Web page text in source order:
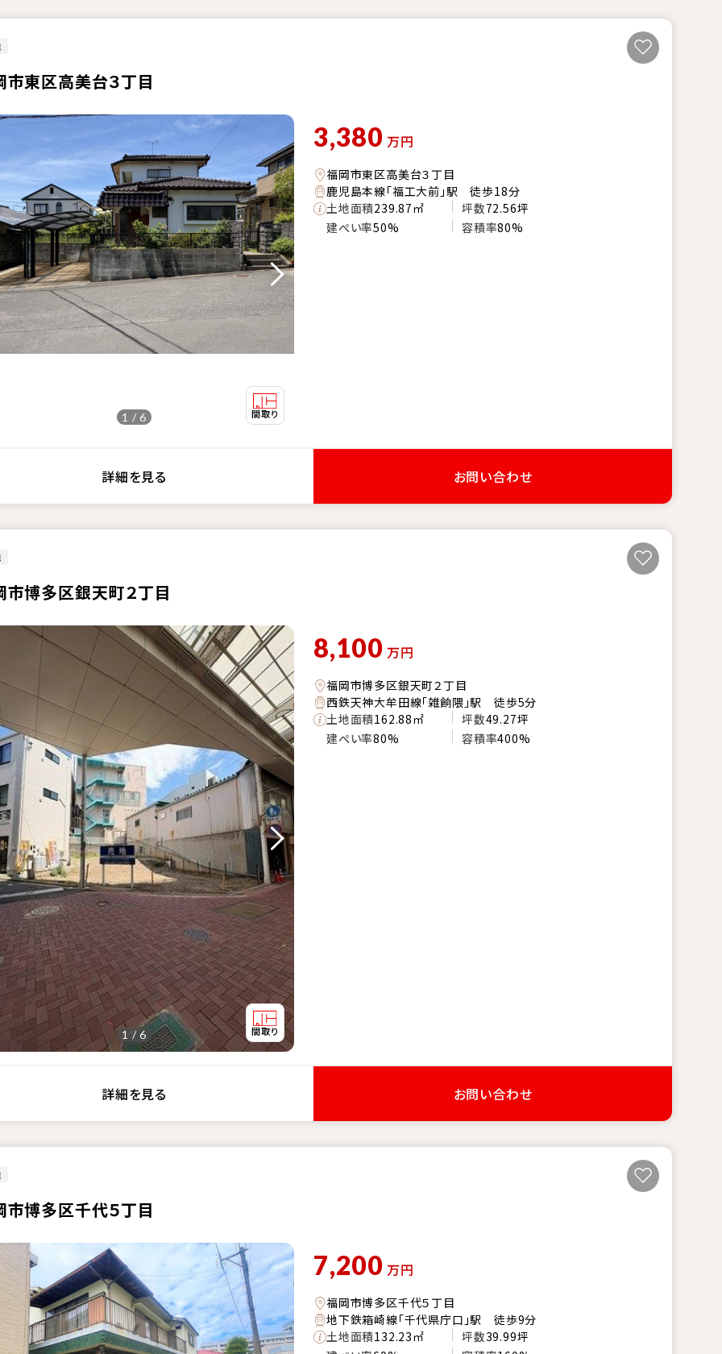
市東区高美台３丁目
1 / 6
3,380 万円
福岡市東区高美台３丁目
鹿児島本線「福工大前」駅 徒歩18分
土地面積239.87㎡ 坪数72.56坪
建ぺい率50% 容積率80%
詳細を見る お問い合わせ
市博多区銀天町２丁目
1 / 6
8,100 万円
福岡市博多区銀天町２丁目
西鉄天神大牟田線「雑餉隈」駅 徒歩5分
土地面積162.88㎡ 坪数49.27坪
建ぺい率80% 容積率400%
詳細を見る お問い合わせ
市博多区千代５丁目
7,200 万円
福岡市博多区千代５丁目
地下鉄箱崎線「千代県庁口」駅 徒歩9分
土地面積132.23㎡ 坪数39.99坪